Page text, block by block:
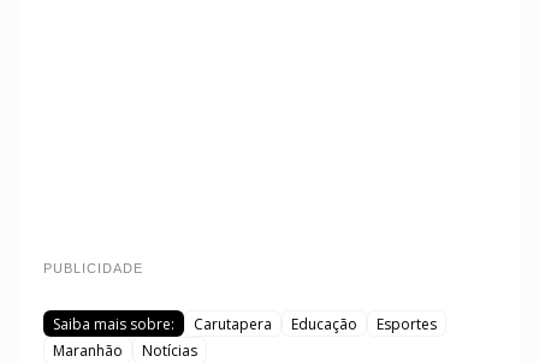
PUBLICIDADE
Saiba mais sobre: Carutapera Educação
Esportes
Maranhão
Notícias